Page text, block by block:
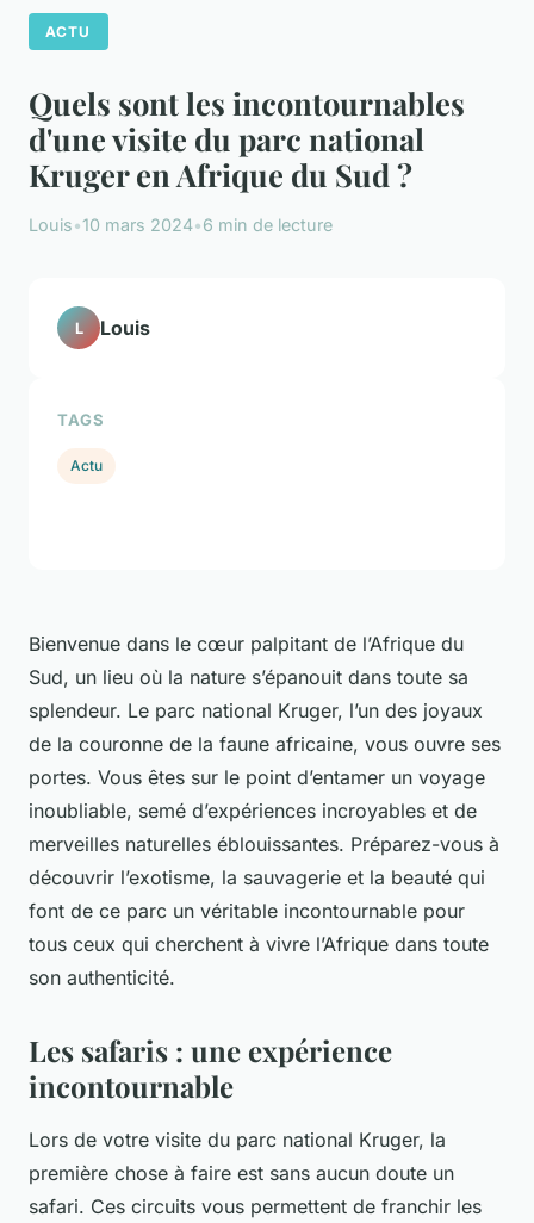
ACTU
Quels sont les incontournables
d'une visite du parc national
Kruger en Afrique du Sud ?
Louis•10 mars 2024•6 min de lecture
Bienvenue dans le cœur palpitant de l’Afrique du
Sud, un lieu où la nature s’épanouit dans toute sa
splendeur. Le parc national Kruger, l’un des joyaux
de la couronne de la faune africaine, vous ouvre ses
portes. Vous êtes sur le point d’entamer un voyage
inoubliable, semé d’expériences incroyables et de
merveilles naturelles éblouissantes. Préparez-vous à
découvrir l’exotisme, la sauvagerie et la beauté qui
font de ce parc un véritable incontournable pour
tous ceux qui cherchent à vivre l’Afrique dans toute
son authenticité.
Les safaris : une expérience
incontournable
Lors de votre visite du parc national Kruger, la
première chose à faire est sans aucun doute un
safari. Ces circuits vous permettent de franchir les
L Louis
TAGS
Actu